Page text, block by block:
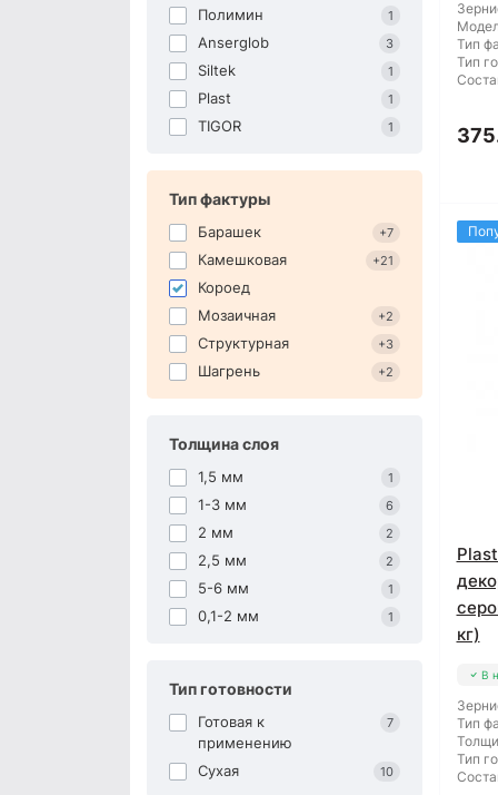
Полимин 1
Anserglob 3
Siltek 1
Plast 1
TIGOR 1
Тип фактуры
Барашек +7
Камешковая +21
Короед
Мозаичная
+2
Структурная +3
Шагрень +2
Толщина слоя
1,5 мм 1
1-3 мм 6
2 мм 2
2,5 мм 2
5-6 мм 1
0,1-2 мм 1
Тип готовности
Готовая к
применению
7
Сухая 10
Тип
Тип
кг)
В
Тип
Тип